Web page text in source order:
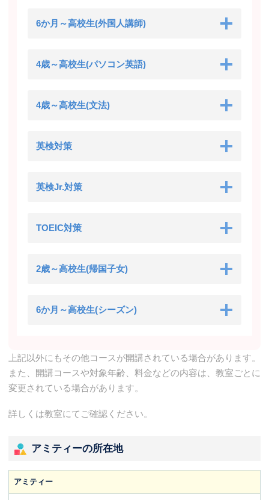
6か月～高校生(外国人講師)
4歳～高校生(パソコン英語)
4歳～高校生(文法)
英検対策
英検Jr.対策
TOEIC対策
2歳～高校生(帰国子女)
6か月～高校生(シーズン)
上記以外にもその他コースが開講されている場合があります。
また、開講コースや対象年齢、料金などの内容は、教室ごとに
変更されている場合があります。
詳しくは教室にてご確認ください。
アミティーの所在地
アミティー